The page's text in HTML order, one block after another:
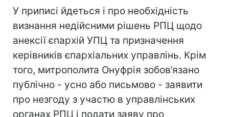
У приписі йдеться і про необхідність
визнання недійсними рішень РПЦ щодо
анексії єпархій УПЦ та призначення
керівників єпархіальних управлінь. Крім
того, митрополита Онуфрія зобов’язано
публічно - усно або письмово - заявити
про незгоду з участю в управлінських
органах РПЦ і подати заяву про